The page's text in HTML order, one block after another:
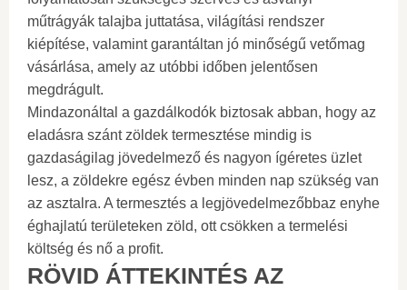
műtrágyák talajba juttatása, világítási rendszer
kiépítése, valamint garantáltan jó minőségű vetőmag
vásárlása, amely az utóbbi időben jelentősen
megdrágult.
Mindazonáltal a gazdálkodók biztosak abban, hogy az
eladásra szánt zöldek termesztése mindig is
gazdaságilag jövedelmező és nagyon ígéretes üzlet
lesz, a zöldekre egész évben minden nap szükség van
az asztalra. A termesztés a legjövedelmezőbbaz enyhe
éghajlatú területeken zöld, ott csökken a termelési
költség és nő a profit.
RÖVID ÁTTEKINTÉS AZ